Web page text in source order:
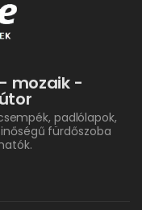
mozaik -
padlólapok,
fürdőszoba